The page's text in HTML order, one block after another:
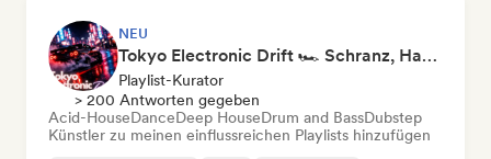
NEU
Tokyo Electronic Drift 🏎️ Schranz, Hard Techno & Anime EDM
Playlist-Kurator
> 200 Antworten gegeben
Acid-HouseDanceDeep HouseDrum and BassDubstep
Künstler zu meinen einflussreichen Playlists hinzufügen